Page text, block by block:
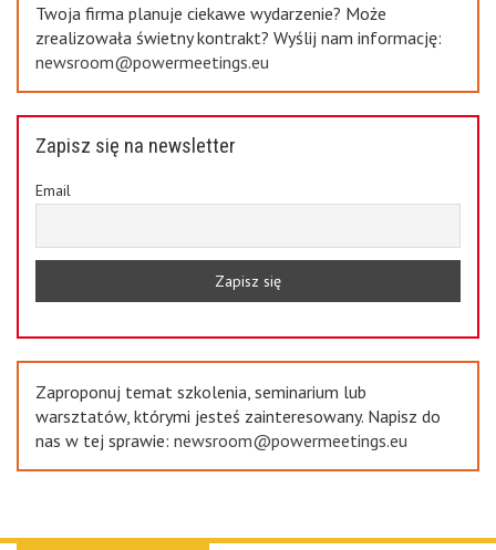
Twoja firma planuje ciekawe wydarzenie? Może
zrealizowała świetny kontrakt? Wyślij nam informację:
newsroom@powermeetings.eu
Zapisz się na newsletter
Email
Zaproponuj temat szkolenia, seminarium lub
warsztatów, którymi jesteś zainteresowany. Napisz do
nas w tej sprawie: newsroom@powermeetings.eu